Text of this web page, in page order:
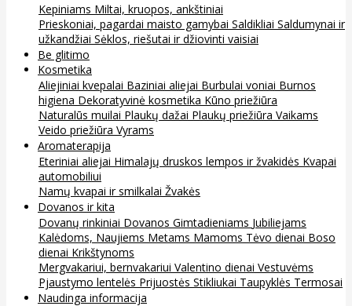
Kepiniams Miltai, kruopos, ankštiniai
Prieskoniai, pagardai maisto gamybai Saldikliai Saldumynai ir
užkandžiai Sėklos, riešutai ir džiovinti vaisiai
Be glitimo
Kosmetika
Aliejiniai kvepalai Baziniai aliejai Burbulai voniai Burnos
higiena Dekoratyvinė kosmetika Kūno priežiūra
Naturalūs muilai Plaukų dažai Plaukų priežiūra Vaikams
Veido priežiūra Vyrams
Aromaterapija
Eteriniai aliejai Himalajų druskos lempos ir žvakidės Kvapai
automobiliui
Namų kvapai ir smilkalai Žvakės
Dovanos ir kita
Dovanų rinkiniai Dovanos Gimtadieniams Jubiliejams
Kalėdoms, Naujiems Metams Mamoms Tėvo dienai Boso
dienai Krikštynoms
Mergvakariui, bernvakariui Valentino dienai Vestuvėms
Pjaustymo lentelės Prijuostės Stikliukai Taupyklės Termosai
Naudinga informacija